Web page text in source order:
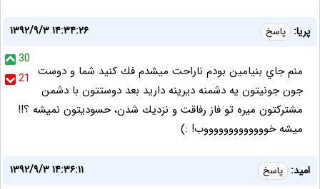
پريا: پاسخ
۱۳۹۲/۹/۳ ۱۴:۳۴:۲۶
30
21
منم جاي بنيامين بودم ناراحت ميشدم فك كنيد شما و دوست
جون جونيتون يه دشمنه ديرينه داريد بعد دوستتون با دشمن
مشتركتون ميره تو فاز رفاقت و نزديك شدن، حسوديتون نميشه ؟!!
ميشه خوووووووووووووب! :)
امید: پاسخ
۱۳۹۲/۹/۳ ۱۴:۳۶:۱۱